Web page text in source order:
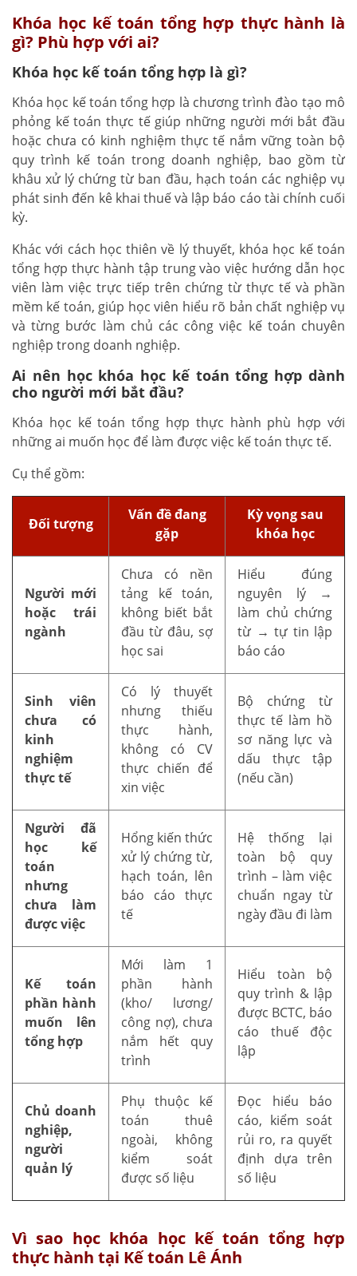
Khóa học kế toán tổng hợp thực hành là
gì? Phù hợp với ai?
Khóa học kế toán tổng hợp là gì?
Khóa học kế toán tổng hợp là chương trình đào tạo mô
phỏng kế toán thực tế giúp những người mới bắt đầu
hoặc chưa có kinh nghiệm thực tế nắm vững toàn bộ
quy trình kế toán trong doanh nghiệp, bao gồm từ
khâu xử lý chứng từ ban đầu, hạch toán các nghiệp vụ
phát sinh đến kê khai thuế và lập báo cáo tài chính cuối
kỳ.
Khác với cách học thiên về lý thuyết, khóa học kế toán
tổng hợp thực hành tập trung vào việc hướng dẫn học
viên làm việc trực tiếp trên chứng từ thực tế và phần
mềm kế toán, giúp học viên hiểu rõ bản chất nghiệp vụ
và từng bước làm chủ các công việc kế toán chuyên
nghiệp trong doanh nghiệp.
Ai nên học khóa học kế toán tổng hợp dành
cho người mới bắt đầu?
Khóa học kế toán tổng hợp thực hành phù hợp với
những ai muốn học để làm được việc kế toán thực tế.
Cụ thể gồm:
Đối tượng
Vấn đề đang
gặp
Kỳ vọng sau
khóa học
Người mới
hoặc trái
ngành
Chưa có nền
tảng kế toán,
không biết bắt
đầu từ đâu, sợ
học sai
Hiểu đúng
nguyên lý →
làm chủ chứng
từ → tự tin lập
báo cáo
Sinh viên
chưa có
kinh
nghiệm
thực tế
Có lý thuyết
nhưng thiếu
thực hành,
không có CV
thực chiến để
xin việc
Bộ chứng từ
thực tế làm hồ
sơ năng lực và
dấu thực tập
(nếu cần)
Người đã
học kế
toán
nhưng
chưa làm
được việc
Hổng kiến thức
xử lý chứng từ,
hạch toán, lên
báo cáo thực
tế
Hệ thống lại
toàn bộ quy
trình – làm việc
chuẩn ngay từ
ngày đầu đi làm
Kế toán
phần hành
muốn lên
tổng hợp
Mới làm 1
phần hành
(kho/ lương/
công nợ), chưa
nắm hết quy
trình
Hiểu toàn bộ
quy trình & lập
được BCTC, báo
cáo thuế độc
lập
Chủ doanh
nghiệp,
người
quản lý
Phụ thuộc kế
toán thuê
ngoài, không
kiểm soát
được số liệu
Đọc hiểu báo
cáo, kiểm soát
rủi ro, ra quyết
định dựa trên
số liệu
Vì sao học khóa học kế toán tổng hợp
thực hành tại Kế toán Lê Ánh